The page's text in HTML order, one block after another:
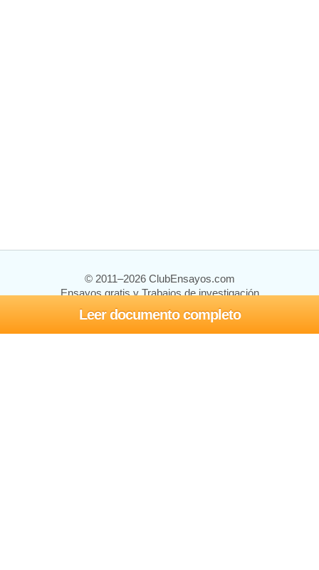
Leer documento completo
© 2011–2026 ClubEnsayos.com
Ensayos gratis y Trabajos de investigación